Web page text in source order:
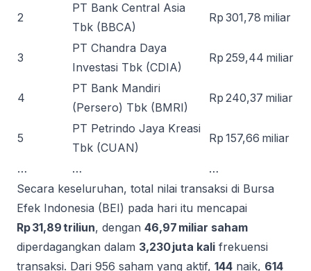
2
PT Bank Central Asia
Tbk (BBCA)
Rp 301,78 miliar
3
PT Chandra Daya
Investasi Tbk (CDIA)
Rp 259,44 miliar
4
PT Bank Mandiri
(Persero) Tbk (BMRI)
Rp 240,37 miliar
5
PT Petrindo Jaya Kreasi
Tbk (CUAN)
Rp 157,66 miliar
… …
…
Secara keseluruhan, total nilai transaksi di Bursa
Efek Indonesia (BEI) pada hari itu mencapai
Rp 31,89 triliun, dengan 46,97 miliar saham
diperdagangkan dalam 3,230 juta kali frekuensi
transaksi. Dari 956 saham yang aktif, 144 naik, 614